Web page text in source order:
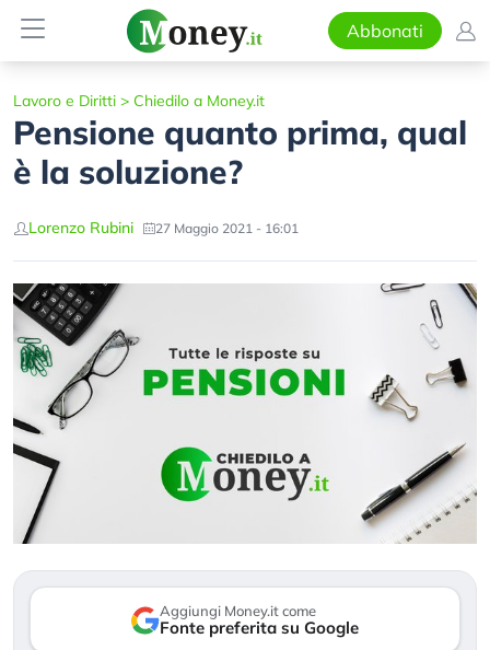
Abbonati
Lavoro e Diritti > Chiedilo a Money.it
Pensione quanto prima, qual
è la soluzione?
Lorenzo Rubini 27 Maggio 2021 - 16:01
Aggiungi Money.it come
Fonte preferita su Google